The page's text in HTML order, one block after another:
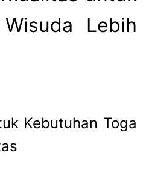
Lebih
Kebutuhan Toga